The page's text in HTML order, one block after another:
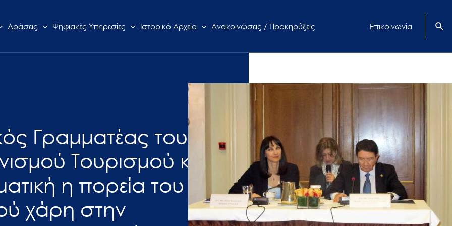
Δράσεις Ψηφιακές Υπηρεσίες Ιστορικό Αρχείο Ανακοινώσεις / Προκηρύξεις Επικοινωνία
Γραμματέας του
Τουρισμού κ.
η πορεία του
χάρη στην